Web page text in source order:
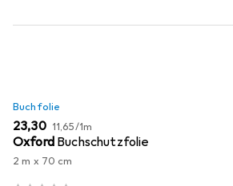
Buchfolie
EUR
23,30 EUR
11,65/1m
Oxford Buchschutzfolie
2 m x 70 cm